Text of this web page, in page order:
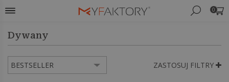
0
Dywany
ZASTOSUJ FILTRY